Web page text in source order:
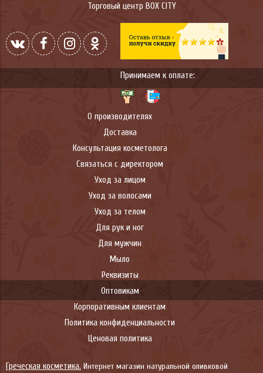
Торговый центр BOX CITY
О производителях
Доставка
Консультация косметолога
Связаться с директором
Уход за лицом
Уход за волосами
Уход за телом
Для рук и ног
Для мужчин
Мыло
Реквизиты
Оптовикам
Корпоративным клиентам
Политика конфиденциальности
Ценовая политика
Принимаем к оплате:
Греческая косметика. Интернет магазин натуральной оливковой